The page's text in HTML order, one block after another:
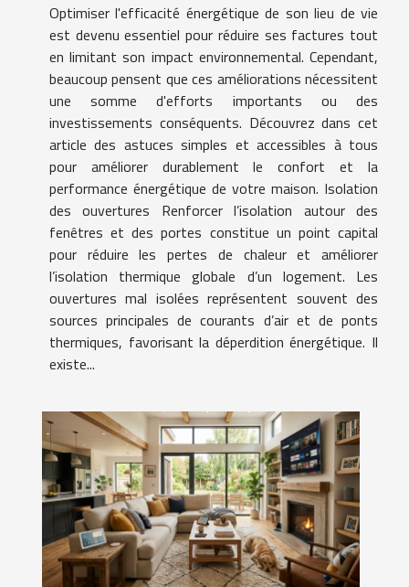
Optimiser l'efficacité énergétique de son lieu de vie
est devenu essentiel pour réduire ses factures tout
en limitant son impact environnemental. Cependant,
beaucoup pensent que ces améliorations nécessitent
une somme d'efforts importants ou des
investissements conséquents. Découvrez dans cet
article des astuces simples et accessibles à tous
pour améliorer durablement le confort et la
performance énergétique de votre maison. Isolation
des ouvertures Renforcer l’isolation autour des
fenêtres et des portes constitue un point capital
pour réduire les pertes de chaleur et améliorer
l’isolation thermique globale d’un logement. Les
ouvertures mal isolées représentent souvent des
sources principales de courants d’air et de ponts
thermiques, favorisant la déperdition énergétique. Il
existe...